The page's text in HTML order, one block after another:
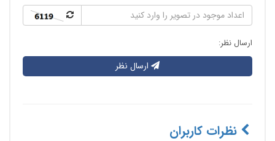
ارسال نظر:
ارسال نظر
نظرات کاربران